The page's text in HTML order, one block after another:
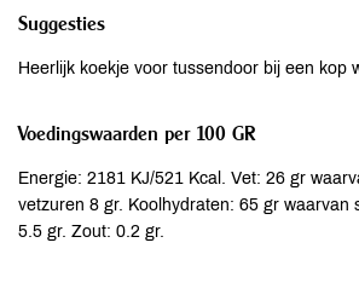
Suggesties
Heerlijk koekje voor tussendoor bij een kop
Voedingswaarden per 100 GR
Energie: 2181 KJ/521 Kcal. Vet: 26 gr
vetzuren 8 gr. Koolhydraten: 65 gr waarvan
5.5 gr. Zout: 0.2 gr.